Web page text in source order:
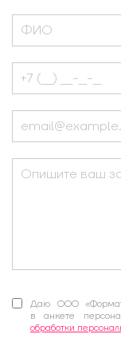
Даю ООО
в анкете
обработки